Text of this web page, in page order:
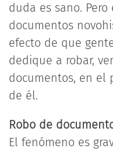
duda es sano.
documentos
efecto de que
dedique a robar,
documentos, en el
de él.
Robo de
El fenómeno es